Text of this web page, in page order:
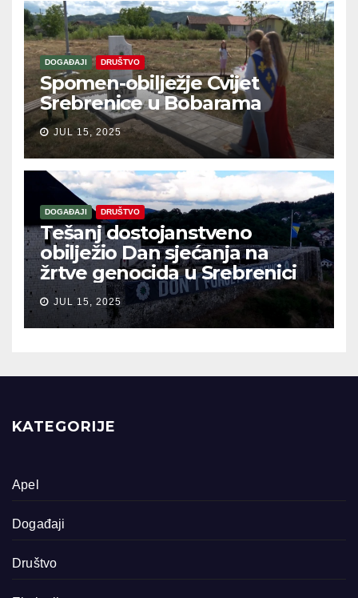
DOGAĐAJI DRUŠTVO
Spomen-obilježje Cvijet
Srebrenice u Bobarama
JUL 15, 2025
DOGAĐAJI DRUŠTVO
Tešanj dostojanstveno
obilježio Dan sjećanja na
žrtve genocida u Srebrenici
JUL 15, 2025
KATEGORIJE
Apel
Događaji
Društvo